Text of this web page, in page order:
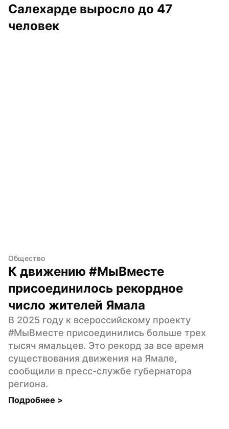
Салехарде выросло до 47
человек
Общество
К движению #МыВместе
присоединилось рекордное
число жителей Ямала
В 2025 году к всероссийскому проекту
#МыВместе присоединились больше трех
тысяч ямальцев. Это рекорд за все время
существования движения на Ямале,
сообщили в пресс-службе губернатора
региона.
Подробнее >